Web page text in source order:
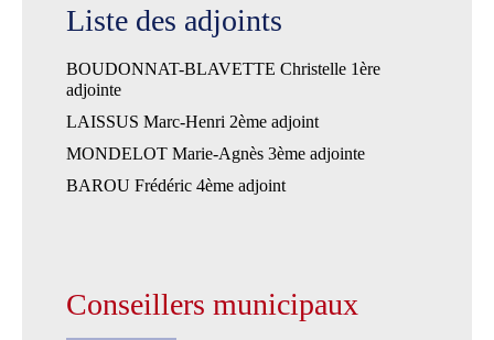
Liste des adjoints
BOUDONNAT-BLAVETTE Christelle 1ère
adjointe
LAISSUS Marc-Henri 2ème adjoint
MONDELOT Marie-Agnès 3ème adjointe
BAROU Frédéric 4ème adjoint
Conseillers municipaux